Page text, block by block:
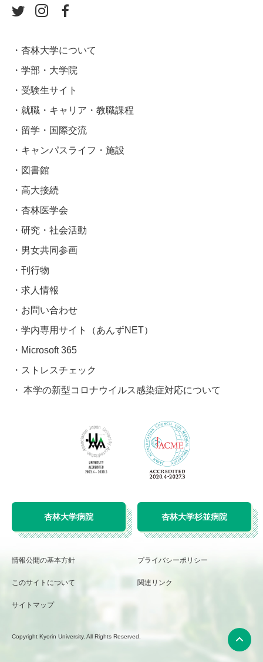
杏林大学について
学部・大学院
受験生サイト
就職・キャリア・教職課程
留学・国際交流
キャンパスライフ・施設
図書館
高大接続
杏林医学会
研究・社会活動
男女共同参画
刊行物
求人情報
お問い合わせ
学内専用サイト（あんずNET）
Microsoft 365
ストレスチェック
本学の新型コロナウイルス感染症対応について
杏林大学病院 杏林大学杉並病院
情報公開の基本方針 プライバシーポリシー
このサイトについて 関連リンク
サイトマップ
Copyright Kyorin University. All Rights Reserved.